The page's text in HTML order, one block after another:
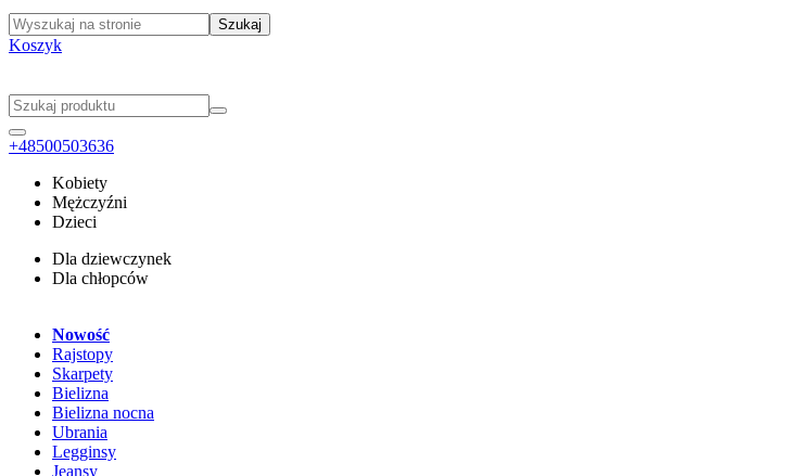
Koszyk
+48500503636
Kobiety
Mężczyźni
Dzieci
Dla dziewczynek
Dla chłopców
Nowość
Rajstopy
Skarpety
Bielizna
Bielizna nocna
Ubrania
Legginsy
Jeansy